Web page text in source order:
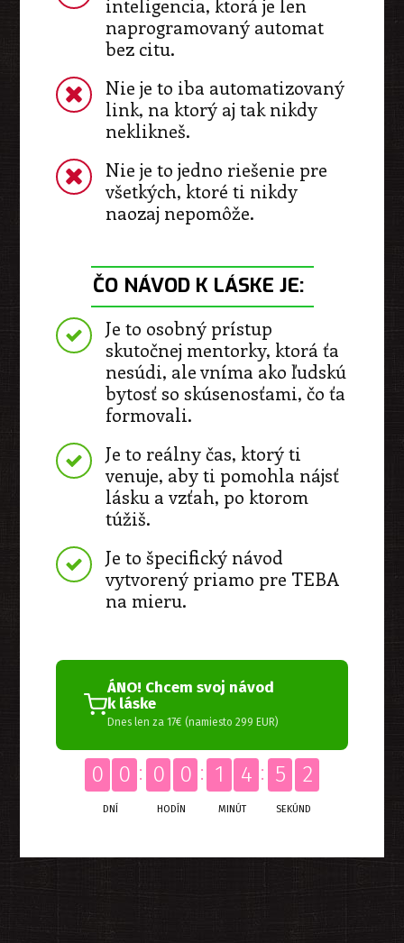
naprogramovaný automat
bez citu.
Nie je to iba automatizovaný
link, na ktorý aj tak nikdy
neklikneš.
Nie je to jedno riešenie pre
všetkých, ktoré ti nikdy
naozaj nepomôže.
ČO NÁVOD K LÁSKE JE:
Je to osobný prístup
skutočnej mentorky, ktorá ťa
nesúdi, ale vníma ako ľudskú
bytosť so skúsenosťami, čo ťa
formovali.
⁠Je to reálny čas, ktorý ti
venuje, aby ti pomohla nájsť
lásku a vzťah, po ktorom
túžiš.
Je to špecifický návod
vytvorený priamo pre TEBA
na mieru.
ÁNO! Chcem svoj návod
k láske
Dnes len za 17€ (namiesto 299 EUR)
0 0
DNÍ
0 0
HODÍN
1 4
MINÚT
5 1
SEKÚND